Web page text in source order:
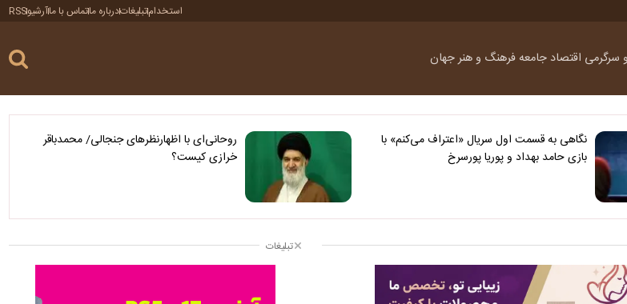
استخدامتبلیغاتدرباره ماتماس با ماآرشیوRSS
سرگرمی اقتصاد جامعهفرهنگ و هنرجهان
نگاهی به قسمت اول سریال «اعتراف می‌کنم» با
بازی حامد بهداد و پوریا پورسرخ
روحانی‌ای با اظهارنظرهای جنجالی/ محمدباقر
خرازی کیست؟
تبلیغات